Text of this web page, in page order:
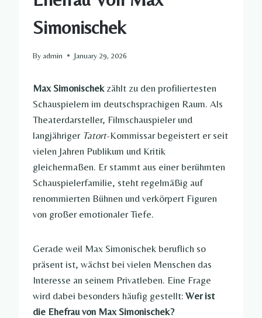
Simonischek​
By admin January 29, 2026
Max Simonischekzählt zu den profiliertesten
Schauspielern im deutschsprachigen Raum. Als
Theaterdarsteller, Filmschauspieler und
langjähriger Tatort-Kommissar begeistert er seit
vielen Jahren Publikum und Kritik
gleichermaßen. Er stammt aus einer berühmten
Schauspielerfamilie, steht regelmäßig auf
renommierten Bühnen und verkörpert Figuren
von großer emotionaler Tiefe.
Gerade weil Max Simonischek beruflich so
präsent ist, wächst bei vielen Menschen das
Interesse an seinem Privatleben. Eine Frage
wird dabei besonders häufig gestellt: Wer ist
die Ehefrau von Max Simonischek?